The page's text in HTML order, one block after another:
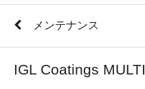
メンテナンス
IGL Coatings MULTI